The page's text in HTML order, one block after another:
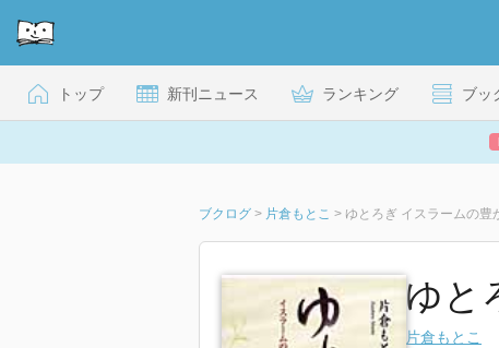
トップ 新刊ニュース ランキング ブッ
ブクログ > 片倉もとこ > ゆとろぎ イスラームの豊
ゆと
片倉もとこ